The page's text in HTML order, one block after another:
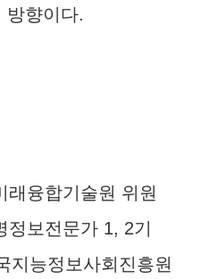
방향이다.
래융합기술원 위원
보전문가 1, 2기
지능정보사회진흥원